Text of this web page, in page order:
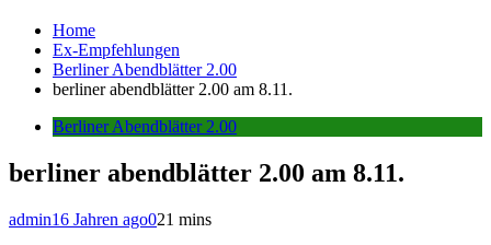
Home
Ex-Empfehlungen
Berliner Abendblätter 2.00
berliner abendblätter 2.00 am 8.11.
Berliner Abendblätter 2.00
berliner abendblätter 2.00 am 8.11.
admin16 Jahren ago021 mins